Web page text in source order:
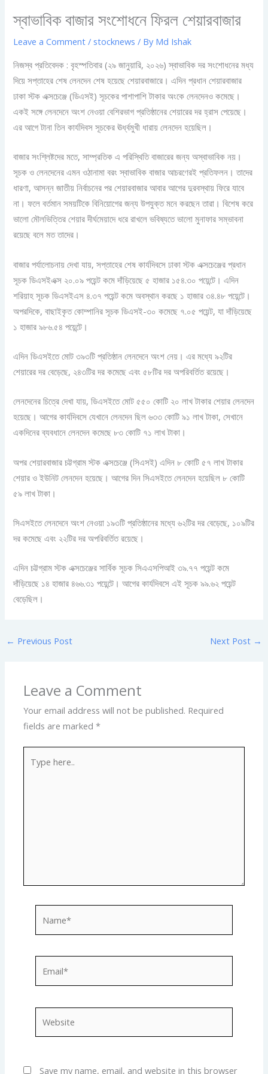
স্বাভাবিক বাজার সংশোধনে ফিরল শেয়ারবাজার
Leave a Comment / stocknews / By Md Ishak
নিজস্ব প্রতিবেদক : বৃহস্পতিবার (২৯ জানুয়ারি, ২০২৬) স্বাভাবিক দর সংশোধনের মধ্য
দিয়ে সপ্তাহের শেষ লেনদেন শেষ হয়েছে শেয়ারবাজারে। এদিন প্রধান শেয়ারবাজার
ঢাকা স্টক এক্সচেঞ্জে (ডিএসই) সূচকের পাশাপাশি টাকার অংকে লেনদেনও কমেছে।
একই সঙ্গে লেনদেনে অংশ নেওয়া বেশিরভাগ প্রতিষ্ঠানের শেয়ারের দর হ্রাস পেয়েছে।
এর আগে টানা তিন কার্যদিবস সূচকের ঊর্ধ্বমুখী ধারায় লেনদেন হয়েছিল।
বাজার সংশ্লিষ্টদের মতে, সাম্প্রতিক এ পরিস্থিতি বাজারের জন্য অস্বাভাবিক নয়।
সূচক ও লেনদেনের এমন ওঠানামা বরং স্বাভাবিক বাজার আচরণেরই প্রতিফলন। তাদের
ধারণা, আসন্ন জাতীয় নির্বাচনের পর শেয়ারবাজার আবার আগের দুরবস্থায় ফিরে যাবে
না। ফলে বর্তমান সময়টিকে বিনিয়োগের জন্য উপযুক্ত মনে করছেন তারা। বিশেষ করে
ভালো মৌলভিত্তির শেয়ার দীর্ঘমেয়াদে ধরে রাখলে ভবিষ্যতে ভালো মুনাফার সম্ভাবনা
রয়েছে বলে মত তাদের।
বাজার পর্যালোচনায় দেখা যায়, সপ্তাহের শেষ কার্যদিবসে ঢাকা স্টক এক্সচেঞ্জের প্রধান
সূচক ডিএসইএক্স ২০.০৯ পয়েন্ট কমে দাঁড়িয়েছে ৫ হাজার ১৫৪.৩০ পয়েন্টে। এদিন
শরিয়াহ সূচক ডিএসইএস ৪.৩৭ পয়েন্ট কমে অবস্থান করছে ১ হাজার ৩৪.৪৮ পয়েন্টে।
অপরদিকে, বাছাইকৃত কোম্পানির সূচক ডিএসই-৩০ কমেছে ৭.০৫ পয়েন্ট, যা দাঁড়িয়েছে
১ হাজার ৯৮৬.৫৪ পয়েন্টে।
এদিন ডিএসইতে মোট ৩৯৩টি প্রতিষ্ঠান লেনদেনে অংশ নেয়। এর মধ্যে ৯২টির
শেয়ারের দর বেড়েছে, ২৪৩টির দর কমেছে এবং ৫৮টির দর অপরিবর্তিত রয়েছে।
লেনদেনের চিত্রে দেখা যায়, ডিএসইতে মোট ৫৫০ কোটি ২০ লাখ টাকার শেয়ার লেনদেন
হয়েছে। আগের কার্যদিবসে যেখানে লেনদেন ছিল ৬৩৩ কোটি ৯১ লাখ টাকা, সেখানে
একদিনের ব্যবধানে লেনদেন কমেছে ৮৩ কোটি ৭১ লাখ টাকা।
অপর শেয়ারবাজার চট্টগ্রাম স্টক এক্সচেঞ্জে (সিএসই) এদিন ৮ কোটি ৫৭ লাখ টাকার
শেয়ার ও ইউনিট লেনদেন হয়েছে। আগের দিন সিএসইতে লেনদেন হয়েছিল ৮ কোটি
৫৯ লাখ টাকা।
সিএসইতে লেনদেনে অংশ নেওয়া ১৯৩টি প্রতিষ্ঠানের মধ্যে ৬২টির দর বেড়েছে, ১০৯টির
দর কমেছে এবং ২২টির দর অপরিবর্তিত রয়েছে।
এদিন চট্টগ্রাম স্টক এক্সচেঞ্জের সার্বিক সূচক সিএএসপিআই ৩৯.৭৭ পয়েন্ট কমে
দাঁড়িয়েছে ১৪ হাজার ৪৬৬.৩১ পয়েন্টে। আগের কার্যদিবসে এই সূচক ৯৯.৬২ পয়েন্ট
বেড়েছিল।
← Previous Post Next Post →
Leave a Comment
Your email address will not be published. Required
fields are marked*
here..
Save my name, email, and website in this browser